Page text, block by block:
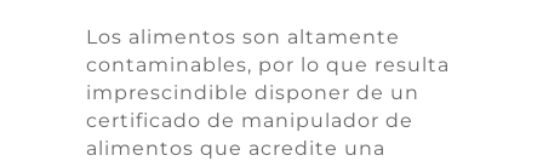
Los alimentos son altamente
contaminables, por lo que resulta
imprescindible disponer de un
certificado de manipulador de
alimentos que acredite una